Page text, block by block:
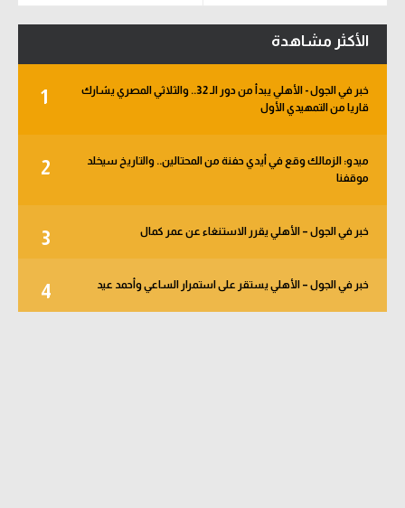
الأكثر مشاهدة
1
خبر في الجول - الأهلي يبدأ من دور الـ 32.. والثلاثي المصري يشارك
قاريا من التمهيدي الأول
2
ميدو: الزمالك وقع في أيدي حفنة من المحتالين.. والتاريخ سيخلد
موقفنا
3 خبر في الجول – الأهلي يقرر الاستنغاء عن عمر كمال
4 خبر في الجول – الأهلي يستقر على استمرار الساعي وأحمد عيد